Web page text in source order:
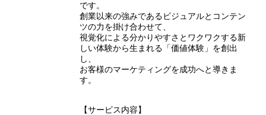
です。
創業以来の強みであるビジュアルとコンテン
ツの力を掛け合わせて、
視覚化による分かりやすさとワクワクする新
しい体験から生まれる「価値体験」を創出
し、
お客様のマーケティングを成功へと導きま
す。
【サービス内容】